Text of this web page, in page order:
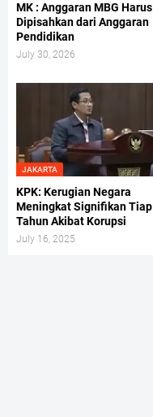
MK : Anggaran MBG Harus
Dipisahkan dari Anggaran
Pendidikan
July 30, 2026
JAKARTA
KPK: Kerugian Negara
Meningkat Signifikan Tiap
Tahun Akibat Korupsi
July 16, 2025